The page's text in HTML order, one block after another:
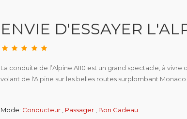
ENVIE D'ESSAYER
La conduite de l’Alpine A110 est un grand spectacle, à vivre
volant de l'Alpine sur les belles routes surplombant Monaco
Mode: Conducteur Passager Bon Cadeau